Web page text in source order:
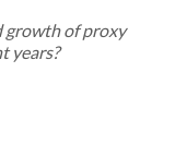
growth of proxy
years?